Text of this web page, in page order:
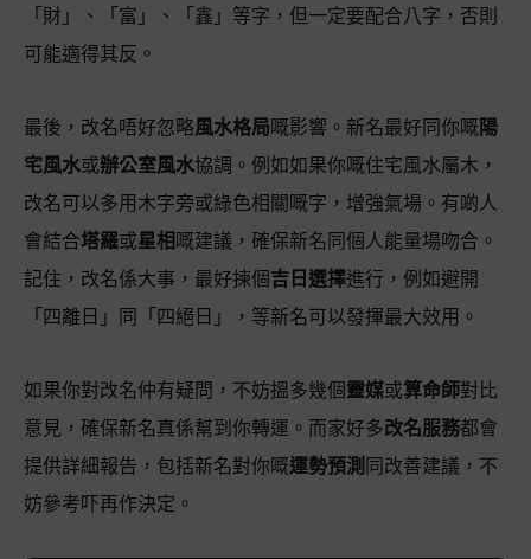
「財」、「富」、「鑫」等字，但一定要配合八字，否則
可能適得其反。
最後，改名唔好忽略風水格局嘅影響。新名最好同你嘅陽
宅風水或辦公室風水協調。例如如果你嘅住宅風水屬木，
改名可以多用木字旁或綠色相關嘅字，增強氣場。有啲人
會結合塔羅或星相嘅建議，確保新名同個人能量場吻合。
記住，改名係大事，最好揀個吉日選擇進行，例如避開
「四離日」同「四絕日」，等新名可以發揮最大效用。
如果你對改名仲有疑問，不妨搵多幾個靈媒或算命師對比
意見，確保新名真係幫到你轉運。而家好多改名服務都會
提供詳細報告，包括新名對你嘅運勢預測同改善建議，不
妨參考吓再作決定。